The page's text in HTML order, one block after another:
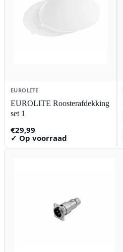
EUROLITE
EUROLITE Roosterafdekking
set 1
€29,99
✓ Op voorraad